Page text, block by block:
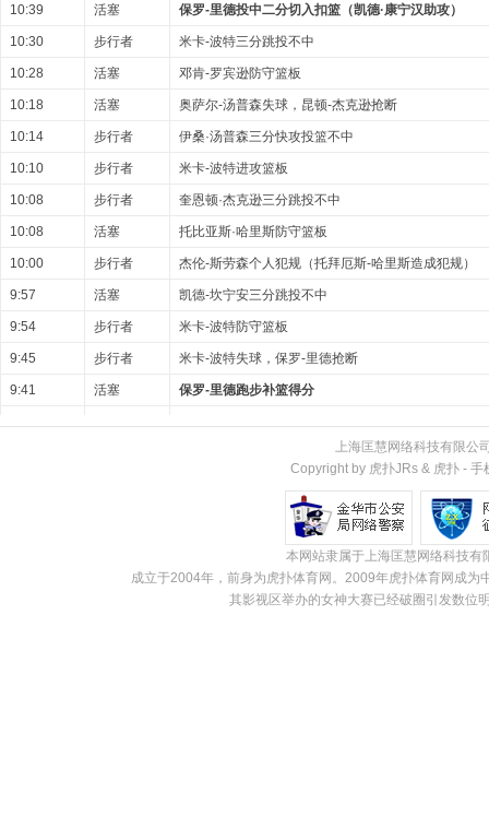
10:39 活塞 保罗-里德投中二分切入扣篮（凯德·康宁汉助攻）
10:30 步行者 米卡-波特三分跳投不中
10:28 活塞 邓肯-罗宾逊防守篮板
10:18 活塞 奥萨尔-汤普森失球，昆顿-杰克逊抢断
10:14 步行者 伊桑·汤普森三分快攻投篮不中
10:10 步行者 米卡-波特进攻篮板
10:08 步行者 奎恩顿·杰克逊三分跳投不中
10:08 活塞 托比亚斯·哈里斯防守篮板
10:00 步行者 杰伦-斯劳森个人犯规（托拜厄斯-哈里斯造成犯规）
9:57 活塞 凯德-坎宁安三分跳投不中
9:54 步行者 米卡-波特防守篮板
9:45 步行者 米卡-波特失球，保罗-里德抢断
9:41 活塞 保罗-里德跑步补篮得分
步行者队60秒暂停
奥萨尔-汤普森防守篮板
凯德-坎宁安传球失误，杰伦-斯劳森抢断
步行者 昆顿-杰克逊快攻上篮命中（杰伦-斯劳森助攻）
上海匡慧网络科技有限公
Copyright by 虎扑JRs & 虎扑 - 手
本网站隶属于上海匡慧网络科技
成立于2004年，前身为虎扑体育网。2009年虎扑体育网成
其影视区举办的女神大赛已经破圈引发数位